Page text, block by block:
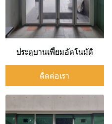
ประตูบานเฟี้ยมอัตโนมัติ
ติดต่อเรา